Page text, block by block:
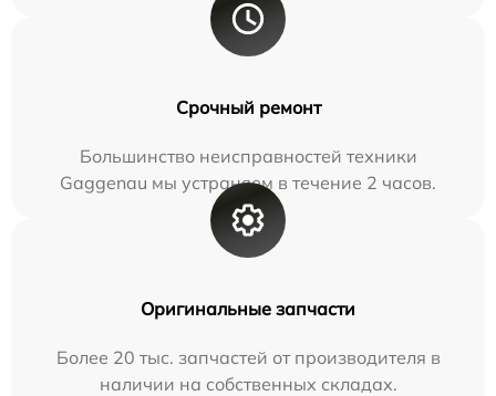
Срочный ремонт
Большинство неисправностей техники
Gaggenau мы устраняем в течение 2 часов.
Оригинальные запчасти
Более 20 тыс. запчастей от производителя в
наличии на собственных складах.